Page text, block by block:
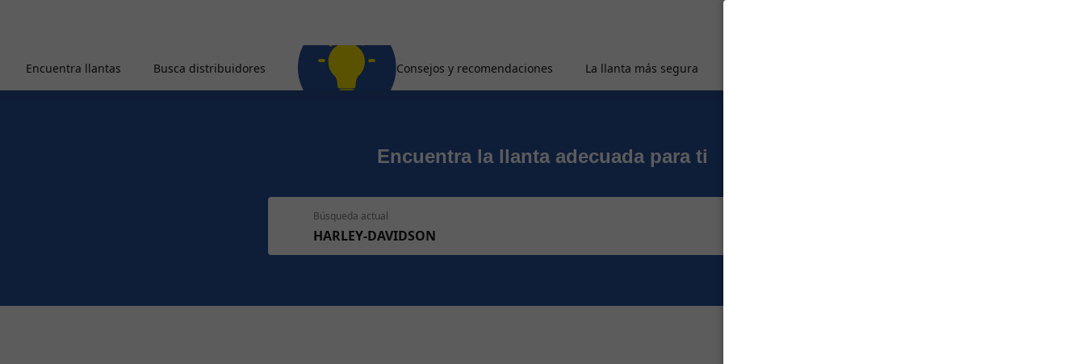
Encuentra llantas Busca distribuidores Consejos y recomendaciones La llanta más segura
Encuentra la llanta adecuada para ti
Búsqueda actual
HARLEY-DAVIDSON